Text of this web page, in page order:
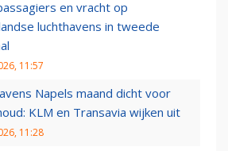
en vracht op
luchthavens in tweede
11:57
Napels maand dicht voor
KLM en Transavia wijken uit
11:28